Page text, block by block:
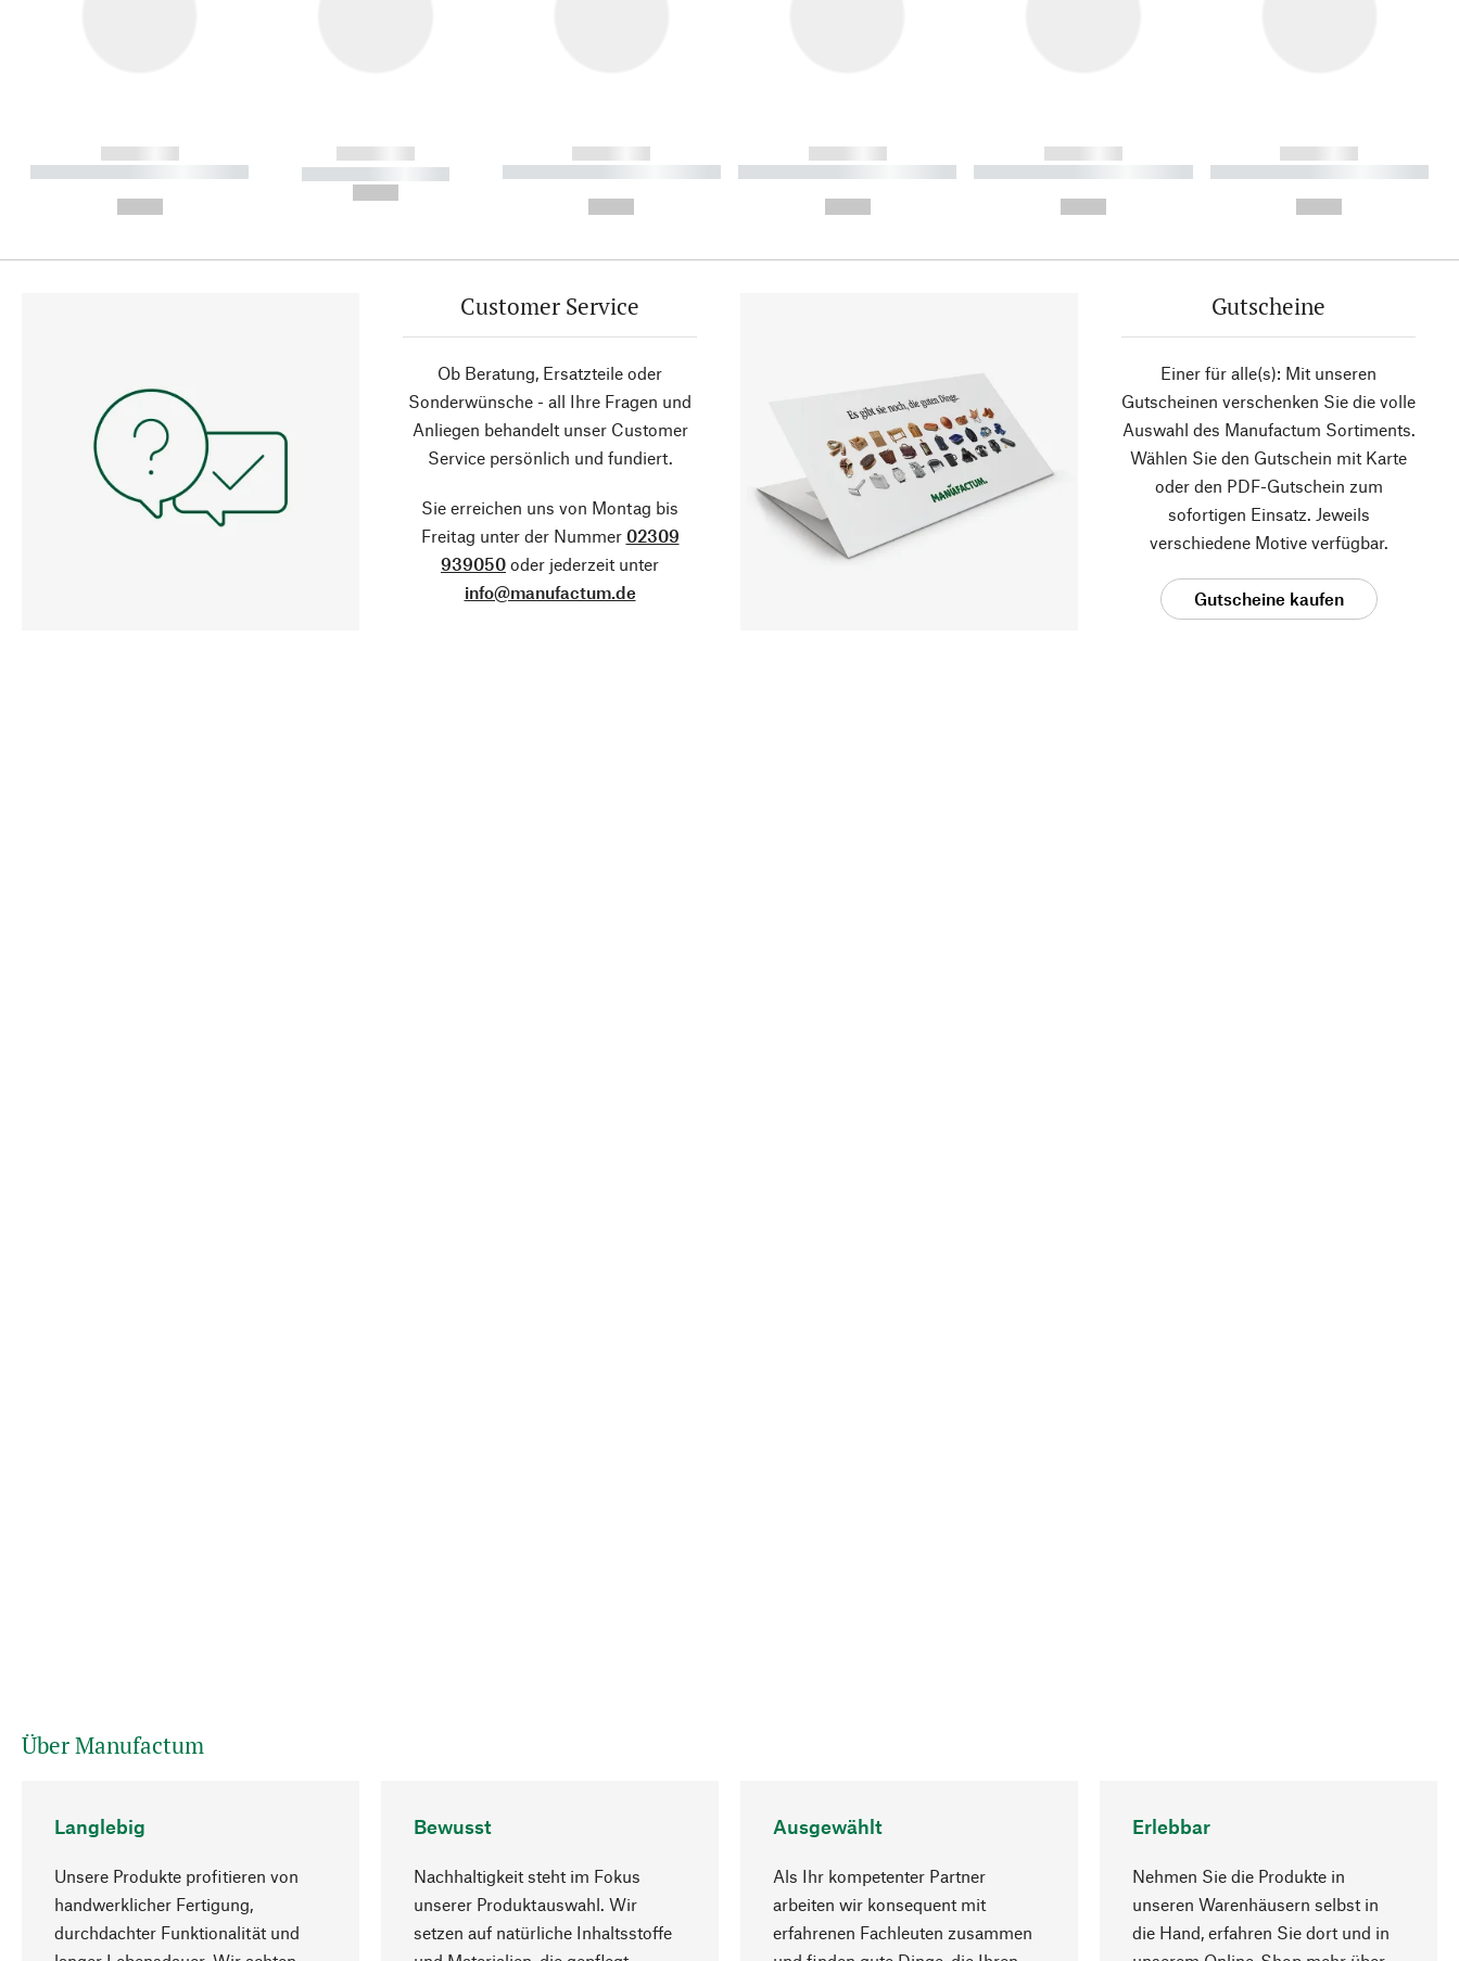
------------
----------- ----------- ----------
------------
----------- -----------
------------
----------- ----------- ----------
------------
----------- ----------- ----------
------------
----------- ----------- ----------
------------
----------- ----------- ----------
Customer Service
Ob Beratung, Ersatzteile oder
Sonderwünsche - all Ihre Fragen und
Anliegen behandelt unser Customer
Service persönlich und fundiert.
Sie erreichen uns von Montag bis
Freitag unter der Nummer 02309
939050 oder jederzeit unter
info@manufactum.de
Gutscheine
Einer für alle(s): Mit unseren
Gutscheinen verschenken Sie die volle
Auswahl des Manufactum Sortiments.
Wählen Sie den Gutschein mit Karte
oder den PDF-Gutschein zum
sofortigen Einsatz. Jeweils
verschiedene Motive verfügbar.
Gutscheine kaufen
Über Manufactum
Langlebig
Unsere Produkte profitieren von
handwerklicher Fertigung,
durchdachter Funktionalität und
Bewusst
Nachhaltigkeit steht im Fokus
unserer Produktauswahl. Wir
setzen auf natürliche Inhaltsstoffe
Ausgewählt
Als Ihr kompetenter Partner
arbeiten wir konsequent mit
erfahrenen Fachleuten zusammen
Erlebbar
Nehmen Sie die Produkte in
unseren Warenhäusern selbst in
die Hand, erfahren Sie dort und in